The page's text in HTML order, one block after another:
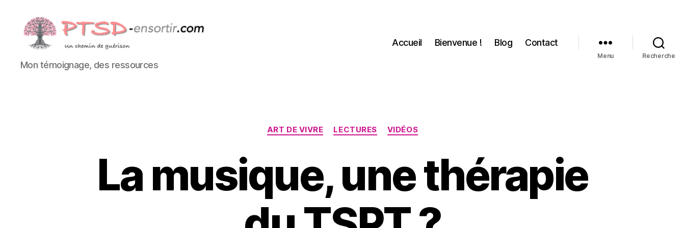
PTSD-
ensortir.com
Mon témoignage, des ressources
Accueil Bienvenue ! Blog Contact
Menu Recherche
Catégories
ART DE VIVRE LECTURES VIDÉOS
La musique, une thérapie
P
5